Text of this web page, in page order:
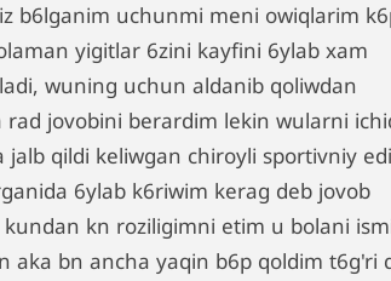
b6lganim uchunmi meni owiqlarim
yigitlar 6zini kayfini 6ylab xam
wuning uchun aldanib qoliwdan
rad jovobini berardim lekin wularni
jalb qildi keliwgan chiroyli sportivniy edi
6ylab k6riwim kerag deb jovob
kn roziligimni etim u bolani
aka bn ancha yaqin b6p qoldim t6g'ri